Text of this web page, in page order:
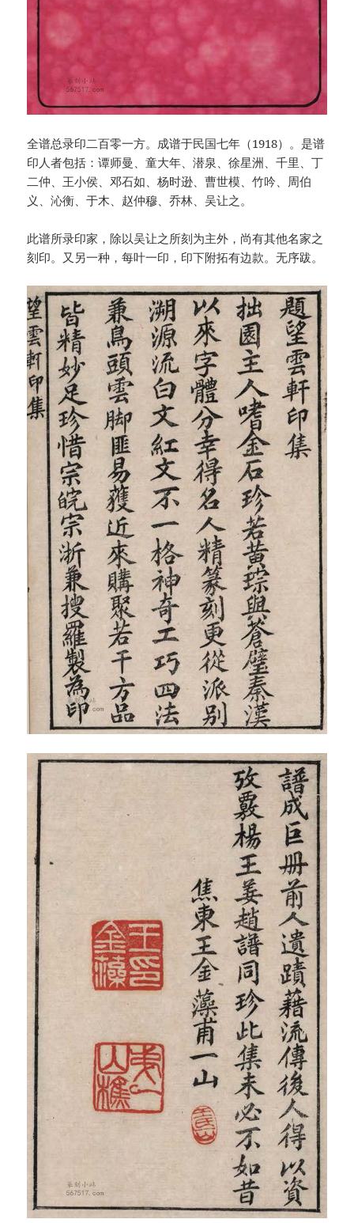
全谱总录印二百零一方。成谱于民国七年（1918）。是谱
印人者包括：谭师曼、童大年、潜泉、徐星洲、千里、丁
二仲、王小侯、邓石如、杨时逊、曹世模、竹吟、周伯
义、沁衡、于木、赵仲穆、乔林、吴让之。
此谱所录印家，除以吴让之所刻为主外，尚有其他名家之
刻印。又另一种，每叶一印，印下附拓有边款。无序跋。